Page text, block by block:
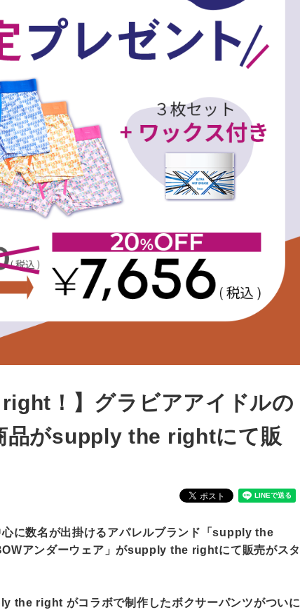
！】グラビアアイドルの
品がsupply the rightにて販
に数名が出掛けるアパレルブランド「supply the
アンダーウェア」がsupply the rightにて販売がスタ
the right がコラボで制作したボクサーパンツがついに